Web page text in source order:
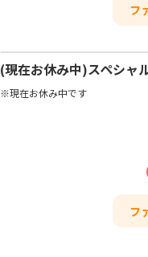
加えて、
フ
(現在お休み中)スペシャ
※現在お休み中です
電子書籍のスペシャルサンクス
スペシャルサンクスプラン限定
フ